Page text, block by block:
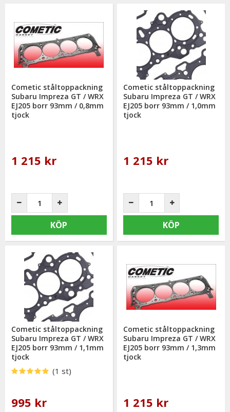
Cometic ståltoppackning
Subaru Impreza GT / WRX
EJ205 borr 93mm / 0,8mm
tjock
1 215 kr
KÖP
Cometic ståltoppackning
Subaru Impreza GT / WRX
EJ205 borr 93mm / 1,0mm
tjock
1 215 kr
KÖP
Cometic ståltoppackning
Subaru Impreza GT / WRX
EJ205 borr 93mm / 1,1mm
tjock
(1 st)
995 kr
Cometic ståltoppackning
Subaru Impreza GT / WRX
EJ205 borr 93mm / 1,3mm
tjock
1 215 kr